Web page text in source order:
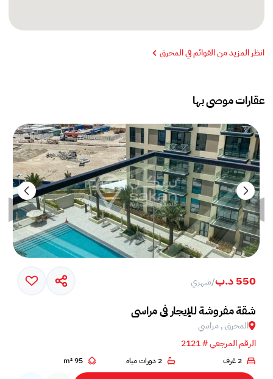
انظر المزيد من القوائم في المحرق
عقارات موصى بها
550 د.ب /شهري
شقة مفروشة للإيجار في مراسي
المحرق , مراسي
الرقم المرجعي # 2121
2 غرف 2 دورات مياه 95 m²